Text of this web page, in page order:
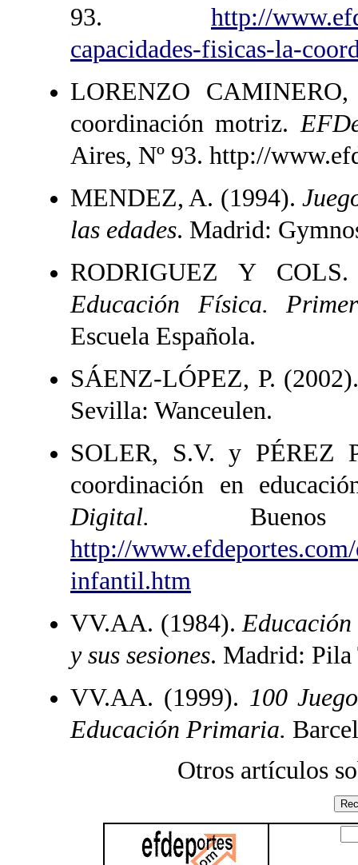
93. http://
capacidades-fisicas-la-
LORENZO
coordinación motriz.
Aires, Nº 93. http://
MENDEZ, A. (1994).
las edades. Madrid:
RODRIGUEZ Y
Educación Física.
Escuela Española.
SÁENZ-LÓPEZ, P.
Sevilla: Wanceulen.
SOLER, S.V. y PÉREZ
coordinación en
Digital.
http://
infantil.htm
VV.AA. (1984).
y sus sesiones. Madrid: Pila
VV.AA. (1999). 100
Educación Primaria.
Otros artículos